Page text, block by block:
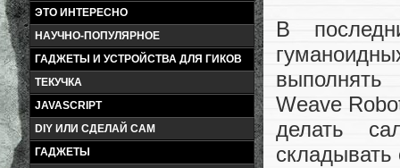
ЭТО ИНТЕРЕСНО
НАУЧНО-ПОПУЛЯРНОЕ
ГАДЖЕТЫ И УСТРОЙСТВА ДЛЯ ГИКОВ
ТЕКУЧКА
JAVASCRIPT
DIY ИЛИ СДЕЛАЙ САМ
ГАДЖЕТЫ
В
Weave
делать